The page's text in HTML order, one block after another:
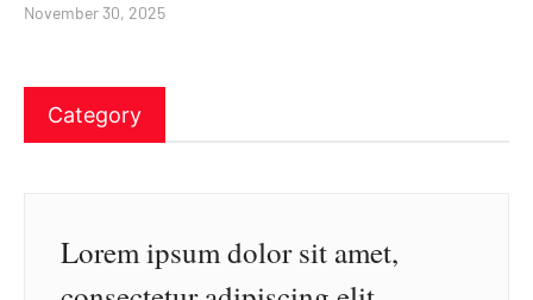
November 30, 2025
Category
Lorem ipsum dolor sit amet,